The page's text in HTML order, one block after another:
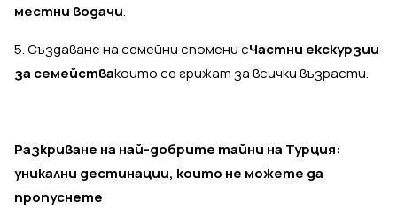
местни водачи.
5. Създаване на семейни спомени сЧастни екскурзии
за семействакоито се грижат за всички възрасти.
Разкриване на най-добрите тайни на Турция:
уникални дестинации, които не можете да
пропуснете